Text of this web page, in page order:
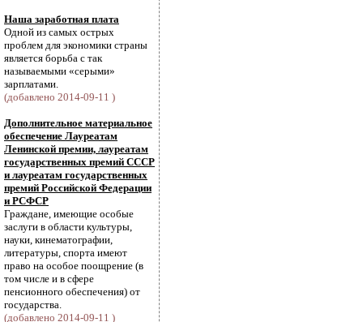
Наша заработная плата
Одной из самых острых
проблем для экономики страны
является борьба с так
называемыми «серыми»
зарплатами.
(добавлено 2014-09-11 )
Дополнительное материальное
обеспечение Лауреатам
Ленинской премии, лауреатам
государственных премий СССР
и лауреатам государственных
премий Российской Федерации
и РСФСР
Граждане, имеющие особые
заслуги в области культуры,
науки, кинематографии,
литературы, спорта имеют
право на особое поощрение (в
том числе и в сфере
пенсионного обеспечения) от
государства.
(добавлено 2014-09-11 )